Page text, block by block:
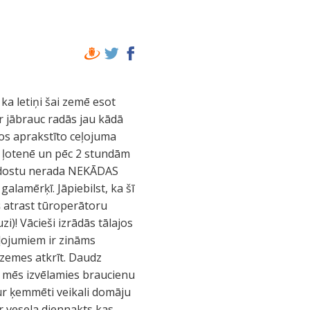
diez ko jaunas, bet pie galīgas bada reizes var izmantot lai paskatītos visu savām acīm. Pec izpeldēšanas uz smilšainās salas paveras gana jauks skats apkārt. Zaļganais ūdens, baltās smiltis….hmmm :) Nākamais rīts ir reāli agrs, jo dodamies solītajā SAFARI. Pēc pāris stundu brauciena, esam pie Tsavo parku robežas. Pirmais ko pastāsta vietējie ir tas ka Kenijā dzīvniekus klasificē pēc lielā piecinieka ”BIG 5”(lauva, zilonis, bifelis, leopards un degunradzis) un dzīvnieku karalis ir zilonis. Sākumā braukšana pa ugunīgi sarkano ceļu ir iedvesmojoša, taču pirmie metri, tad km šķita garlaicīgi, jo nez kāpēc tie lopiņi nebija saskatāmi. Pirmās bija zebras, tad strausu tētis, tad ziloņi, kārpcūkas, strausu ģimene……tur to dzīvnieku ir gana daudz, lai spētu iekustināt pat drūmākos prātus! Vissavdabīgākā lieta ir dzīšanas pakaļ plēsīgiem kaķiem!! Reāli rēcīga :), jo katrā mašīnā uzstādītā rācija nemitīgi informē par dzīvnieku dislokāciju. Vienam Dievam un vietējiem saprotams kā šoferi spēj orientēties šais nacionālajos parkos kur praktiski nav ceļazīmju un kuru izmērs ir teju kā trešdaļa LV! Brīdī, kad rācija kāds šoferis paziņo par plēsēju esamību, no malu malām sarodās neskaitāmas tūristu mašīnas….no kādiem krūmiem viņas izlien teju minūtes laikā ir mīkla, jo savannā ennn km attālumā daudz mašīnu nesaskatīsi!!Tad ātrums ….uz „ceļa” tiek pielīdzināms rallijam ;) Pusdienās mūs ieved iekārtoties viesnīcā un ieturēties. Pie reizes aplūkojam arī viesnīcas teritoriju. Mūs aizved uz bungalo, kas atrodas 3m attālumā no „žoga” kas atdala nacionālos parkus no apkārtējām teritorijām kur dzīvo cilvēki. Ieejot viesnīcā apmeklētājus īpaši nemanījām, acīmredzot visi klejo pa safari. Tiesa blakus bungalo, sastopam kādu vācu pavecāku pāri. Istabiņa reāla!! Gultas apliktas ar odu tīklu…reāls buduārs :) Kamēr biju atmeties gultā, sadzirdēju tādu kā šņākoņu…interese lika celties. Blakus bungalo izrādās parka pusē ir dzīvnieku dzirdinātavas. Nāca dzert z